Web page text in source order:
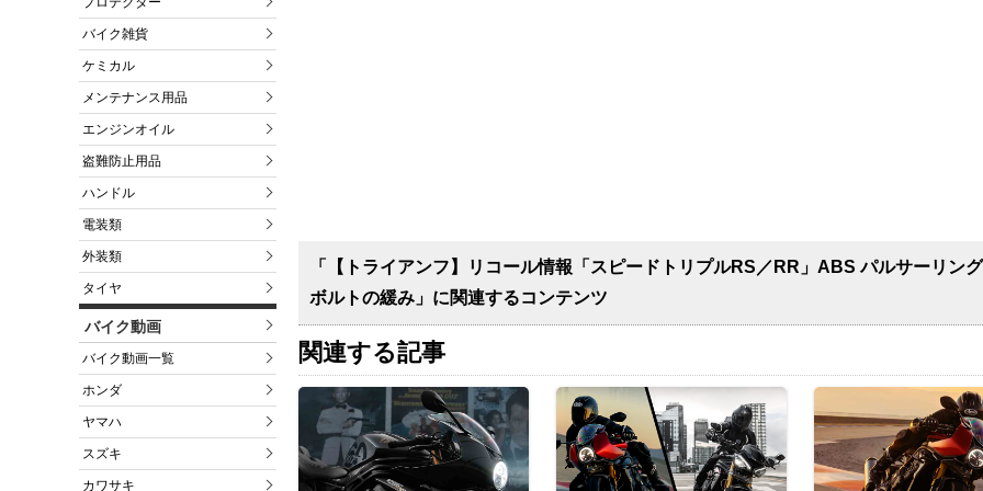
バイク雑貨
ケミカル
メンテナンス用品
エンジンオイル
盗難防止用品
ハンドル
電装類
外装類
タイヤ
バイク動画
バイク動画一覧
ホンダ
ヤマハ
スズキ
カワサキ
「【トライアンフ】リコール情報「スピードトリプルRS／RR」ABS パルサーリン
ボルトの緩み」に関連するコンテンツ
関連する記事